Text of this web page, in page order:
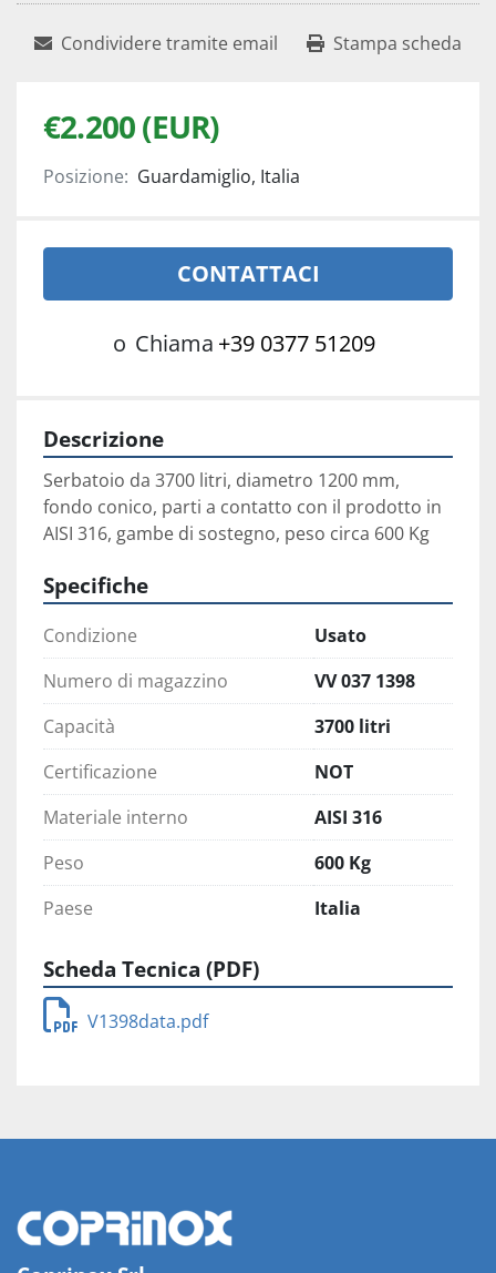
Condividere tramite email Stampa scheda
€2.200 (EUR)
Posizione: Guardamiglio, Italia
CONTATTACI
o Chiama +39 0377 51209
Descrizione
Serbatoio da 3700 litri, diametro 1200 mm,
fondo conico, parti a contatto con il prodotto in
AISI 316, gambe di sostegno, peso circa 600 Kg
Specifiche
Condizione
Usato
Numero di magazzino
VV 037 1398
Capacità
3700 litri
Certificazione
NOT
Materiale interno
AISI 316
Peso
600 Kg
Paese
Italia
Scheda Tecnica (PDF)
V1398data.pdf